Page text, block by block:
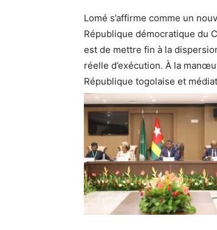
Lomé s’affirme comme un
République démocratique du
est de mettre fin à la
réelle d’exécution. À la
République togolaise et